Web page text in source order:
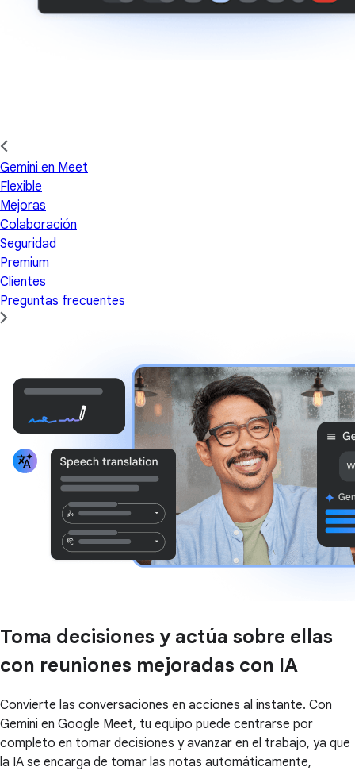
Gemini en Meet
Flexible
Mejoras
Colaboración
Seguridad
Premium
Clientes
Preguntas frecuentes
Toma decisiones y actúa sobre ellas
con reuniones mejoradas con IA
Convierte las conversaciones en acciones al instante. Con
Gemini en Google Meet, tu equipo puede centrarse por
completo en tomar decisiones y avanzar en el trabajo, ya que
la IA se encarga de tomar las notas automáticamente,